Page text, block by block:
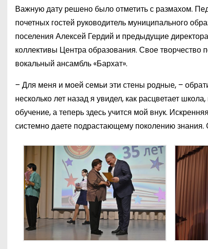
Важную дату решено было отметить с размахом.
почетных гостей руководитель муниципального
поселения Алексей Гердий и предыдущие
коллективы Центра образования. Свое творчество
вокальный ансамбль «Бархат».
– Для меня и моей семьи эти стены родные, –
несколько лет назад я увидел, как расцветает
обучение, а теперь здесь учится мой внук.
системно даете подрастающему поколению